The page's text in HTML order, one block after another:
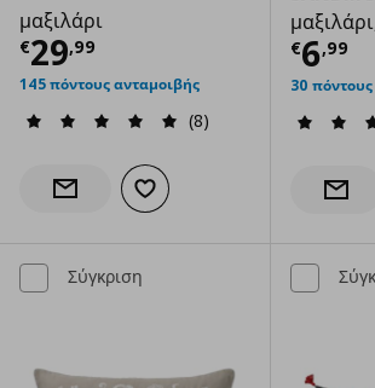
μαξιλάρι
€29,99
Τρέχουσα τιμή € 29,99
145 πόντους ανταμοιβής
(8)
Ενημέρωση διαθεσιμότητας
Προσθήκη στα αγαπημένα
€6,99
30
Σύγκριση